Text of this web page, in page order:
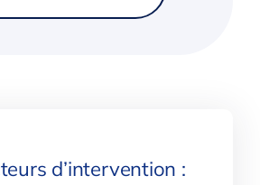
d’intervention :